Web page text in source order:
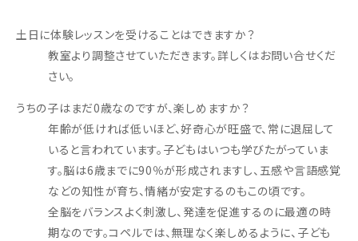
土日に体験レッスンを受けることはできますか？
教室より調整させていただきます。詳しくはお問い合せくだ
さい。
うちの子はまだ0歳なのですが、楽しめますか？
年齢が低ければ低いほど、好奇心が旺盛で、常に退屈して
いると言われています。子どもはいつも学びたがっていま
す。脳は6歳までに90％が形成されますし、五感や言語感覚
などの知性が育ち、情緒が安定するのもこの頃です。
全脳をバランスよく刺激し、発達を促進するのに最適の時
期なのです。コペルでは、無理なく楽しめるように、子ども